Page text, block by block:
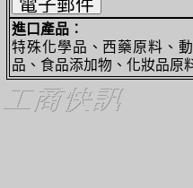
進口產品︰
特殊化學品、西藥原料、
品、食品添加物、化妝品原